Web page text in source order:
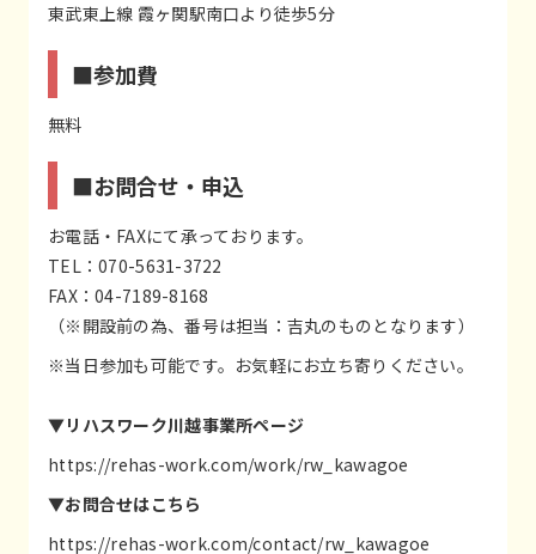
東武東上線 霞ヶ関駅南口より徒歩5分
■参加費
無料
■お問合せ・申込
お電話・FAXにて承っております。
TEL：070-5631-3722
FAX：04-7189-8168
（※開設前の為、番号は担当：吉丸のものとなります）
※当日参加も可能です。お気軽にお立ち寄りください。
▼リハスワーク川越事業所ページ
https://rehas-work.com/work/rw_kawagoe
▼お問合せはこちら
https://rehas-work.com/contact/rw_kawagoe